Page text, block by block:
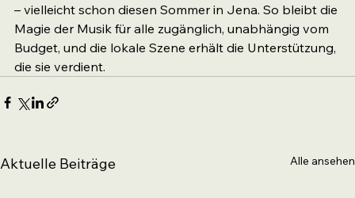
– vielleicht schon diesen Sommer in Jena. So bleibt die
Magie der Musik für alle zugänglich, unabhängig vom
Budget, und die lokale Szene erhält die Unterstützung,
die sie verdient.
Aktuelle Beiträge Alle ansehen